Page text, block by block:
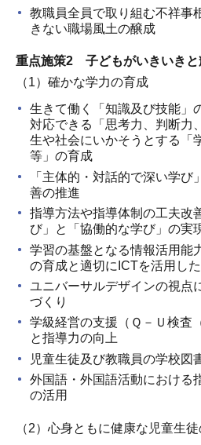
教職員全員で取り組む不祥事
きない職場風土の醸成
重点施策2 子どもがいきいきと
（1）確かな学力の育成
生きて働く「知識及び技能」
対応できる「思考力、判断力
生や社会にいかそうとする「
等」の育成
「主体的・対話的で深い学
善の推進
指導方法や指導体制の工夫改
び」と「協働的な学び」の実
学習の基盤となる情報活用能
の育成と適切にICTを活用し
ユニバーサルデザインの視点
づくり
学級経営の支援（Ｑ－Ｕ検査
と指導力の向上
児童生徒及び教職員の学校図
外国語・外国語活動における
の活用
（2）心身ともに健康な児童生